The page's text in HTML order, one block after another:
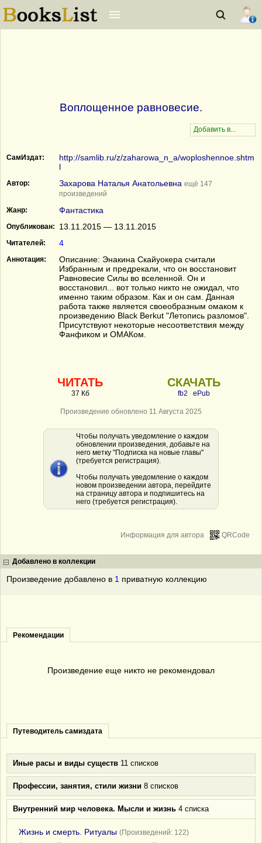
Воплощенное равновесие.
СамИздат:
http://samlib.ru/z/zaharowa_n_a/woploshennoe.shtm
l
Автор: Захарова Наталья Анатольевна ещё 147
произведений
Жанр:
Фантастика
Опубликован: 13.11.2015 — 13.11.2015
Читателей: 4
Аннотация:
Описание: Энакина Скайуокера считали
Избранным и предрекали, что он восстановит
Равновесие Силы во вселенной. Он и
восстановил... вот только никто не ожидал, что
именно таким образом. Как и он сам. Данная
работа также является своеобразным омаком к
произведению Black Berkut "Летопись разломов".
Присутствуют некоторые несоответствия между
Фанфиком и ОМАКом.
ЧИТАТЬ
37 Кб
СКАЧАТЬ
fb2 ePub
Произведение обновлено 11 Августа 2025
Чтобы получать уведомление о каждом
обновлении произведения, добавьте на
него метку "Подписка на новые главы"
(требуется регистрация).
Чтобы получать уведомление о каждом
новом произведении автора, перейдите
на страницу автора и подпишитесь на
него (требуется регистрация).
QRCode
Информация для автора
Добавлено в коллекции
Произведение добавлено в 1 приватную коллекцию
Рекомендации
Произведение еще никто не рекомендовал
Путеводитель самиздата
Иные расы и виды существ 11 списков
Профессии, занятия, стили жизни 8 списков
Внутренний мир человека. Мысли и жизнь 4 списка
Жизнь и смерть. Ритуалы (Произведений: 122)